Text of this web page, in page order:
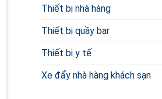
Thiết bị nhà hàng
Thiết bị quầy bar
Thiết bị y tế
Xe đẩy nhà hàng khách sạn